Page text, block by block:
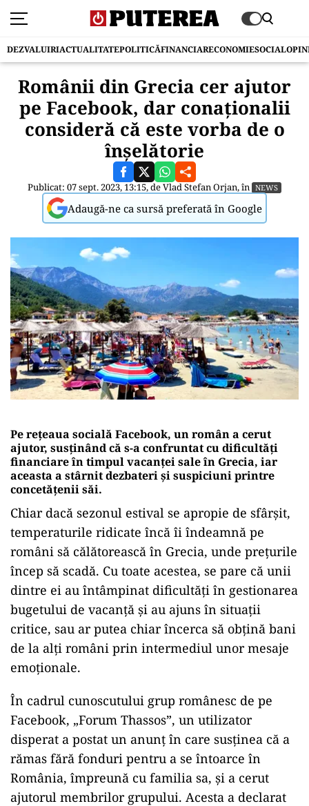
DEZVALUIRIACTUALITATEPOLITICĂFINANCIARECONOMIESOCIAL
Românii din Grecia cer ajutor
pe Facebook, dar conaţionalii
consideră că este vorba de o
înşelătorie
Publicat: 07 sept. 2023, 13:15, deVlad Stefan Orjan, în NEWS
Adaugă-ne ca sursă preferată în Google
Pe rețeaua socială Facebook, un român a cerut
ajutor, susținând că s-a confruntat cu dificultăți
financiare în timpul vacanței sale în Grecia, iar
aceasta a stârnit dezbateri și suspiciuni printre
concetățenii săi.
Chiar dacă sezonul estival se apropie de sfârșit,
temperaturile ridicate încă îi îndeamnă pe
români să călătorească în Grecia, unde prețurile
încep să scadă. Cu toate acestea, se pare că unii
dintre ei au întâmpinat dificultăți în gestionarea
bugetului de vacanță și au ajuns în situații
critice, sau ar putea chiar încerca să obțină bani
de la alți români prin intermediul unor mesaje
emoționale.
În cadrul cunoscutului grup românesc de pe
Facebook, „Forum Thassos”, un utilizator
disperat a postat un anunț în care susținea că a
rămas fără fonduri pentru a se întoarce în
România, împreună cu familia sa, și a cerut
ajutorul membrilor grupului. Acesta a declarat